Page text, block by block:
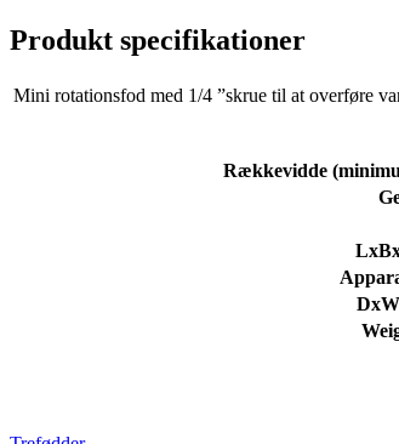
Produkt specifikationer
Mini rotationsfod med 1/4 ”skrue til at overføre
Rækkevidde